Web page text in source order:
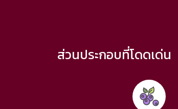
ส่วนประกอบที่โดดเด่น